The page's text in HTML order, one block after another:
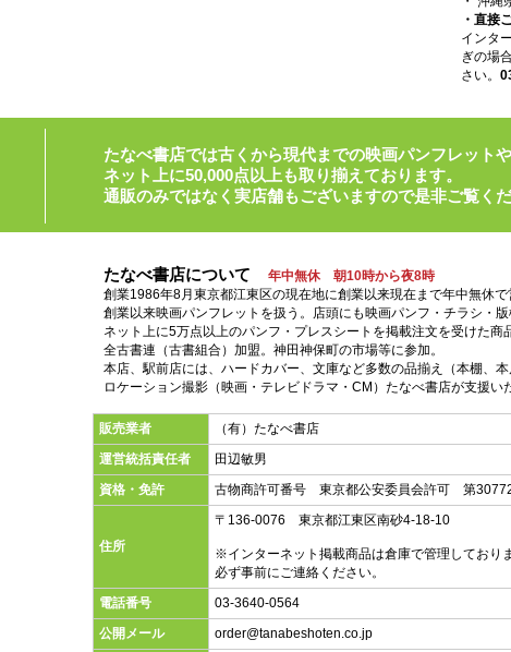
・直接
インタ
ぎの場
さい。
たなべ書店では古くから現代までの映画パンフレット
ネット上に50,000点以上も取り揃えております。
通販のみではなく実店舗もございますので是非ご覧く
たなべ書店について
年中無休 朝10時から夜8時
創業1986年8月東京都江東区の現在地に創業以来現在まで年中無休
創業以来映画パンフレットを扱う。店頭にも映画パンフ・チラシ・
ネット上に5万点以上のパンフ・プレスシートを掲載注文を受けた商
全古書連（古書組合）加盟。神田神保町の市場等に参加。
本店、駅前店には、ハードカバー、文庫など多数の品揃え（本棚、
ロケーション撮影（映画・テレビドラマ・CM）たなべ書店が支援い
販売業者
（有）たなべ書店
運営統括責任者
田辺敏男
資格・免許
古物商許可番号 東京都公安委員会許可 第
住所
〒136-0076 東京都江東区南砂4-18-10
※インターネット掲載商品は倉庫で管理しており
必ず事前にご連絡ください。
電話番号
03-3640-0564
公開メール
order@tanabeshoten.co.jp